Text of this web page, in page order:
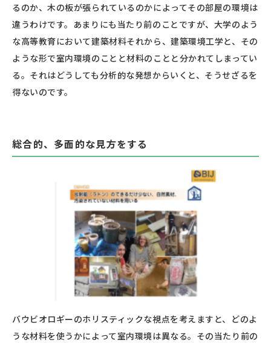
るのか、木の板が張られているのかによってその部屋の環境は
違うわけです。あまりにも当たり前のことですが、大学のよう
な高等教育において建築材料それから、建築環境工学と、その
ような形で室内環境のことと材料のことと分かれてしまってい
る。それはどうしても分析的な発想からいくと、そうせざるを
得ないのです。
総合的、多面的な見方をする
バウビオロギーのホリスティックな視点を考えますと、どのよ
うな材料を使うかによって室内環境は異なる。その当たり前の